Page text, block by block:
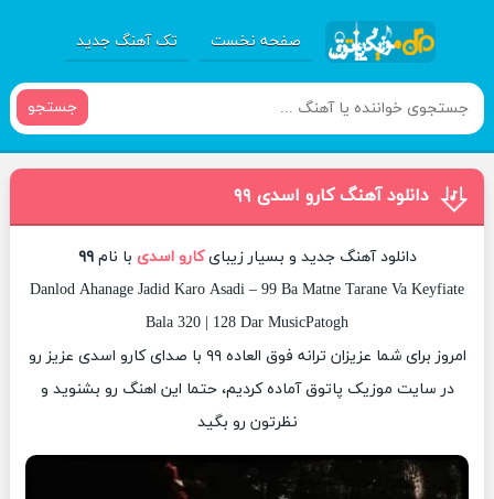
صفحه نخست تک آهنگ جدید
جستجو
دانلود آهنگ کارو اسدی ۹۹
دانلود آهنگ جدید و بسیار زیبایکارو اسدی با نام۹۹
Danlod Ahanage Jadid Karo Asadi – 99 Ba Matne Tarane Va Keyfiate
Bala 320 | 128 Dar MusicPatogh
امروز برای شما عزیزان ترانه فوق العاده ۹۹ با صدای کارو اسدی عزیز رو
در سایت موزیک پاتوق آماده کردیم، حتما این اهنگ رو بشنوید و
نظرتون رو بگید